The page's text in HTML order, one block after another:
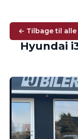
← Tilbage til
Hyundai